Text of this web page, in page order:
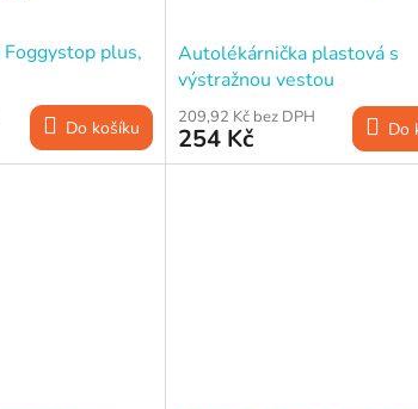
plus,
Do košíku
Autolékárnička plastová s
výstražnou vestou
209,92 Kč bez DPH
254 Kč Do